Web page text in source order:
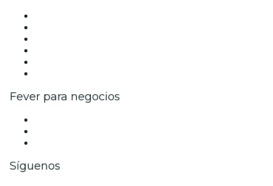
Fever para negocios
Síguenos